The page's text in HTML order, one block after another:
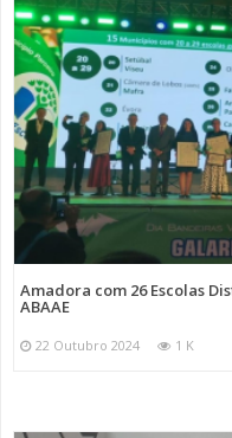
Amadora com 26 Escolas
ABAAE
22 Outubro 2024 1 K